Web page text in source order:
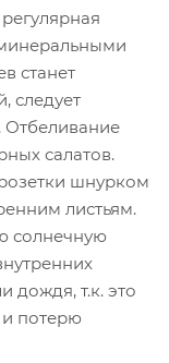
станет
следует
Отбеливание
салатов.
шнурком
листьям.
солнечную
дождя, т.к. это
и потерю